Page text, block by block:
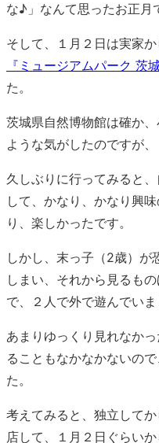
な♪」なんて思ったお正月
そして、１月２日は実家
『ミュージアムパーク 茨
た。
茨城県自然博物館は確か
ような気がしたのですが、
久しぶりに行ってみると
して、かなり、かなり興
り、楽しかったです。
しかし、末っ子（2歳）が
しまい、それから見るも
で、２人で外で遊んでいま
あまりゆっくり見れなか
ることもなかなかないの
た。
考えてみると、独立して
店して、１月２日ぐらい